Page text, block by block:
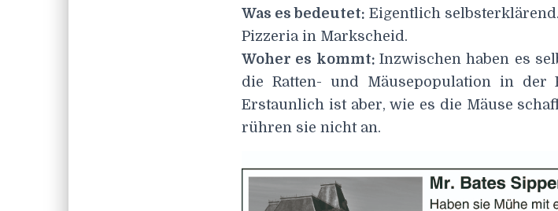
Was es bedeutet: Eigentlich
Pizzeria in Markscheid.
Woher es kommt: Inzwischen haben es
die Ratten- und Mäusepopulation in der
Erstaunlich ist aber, wie es die Mäuse
rühren sie nicht an.